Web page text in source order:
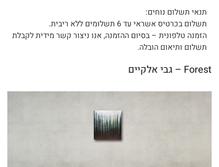
תנאי תשלום נוחים:
תשלום בכרטיס אשראי עד 6 תשלומים ללא ריבית.
הזמנה טלפונית – בסיום ההזמנה, אנו ניצור קשר מידית לקבלת
תשלום ותיאום הובלה.
Forest – גבי אלקיים